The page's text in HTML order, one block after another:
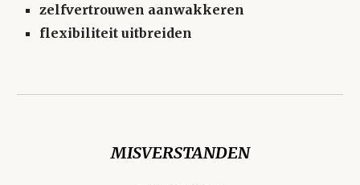
zelfvertrouwen aanwakkeren
flexibiliteit uitbreiden
MISVERSTANDEN